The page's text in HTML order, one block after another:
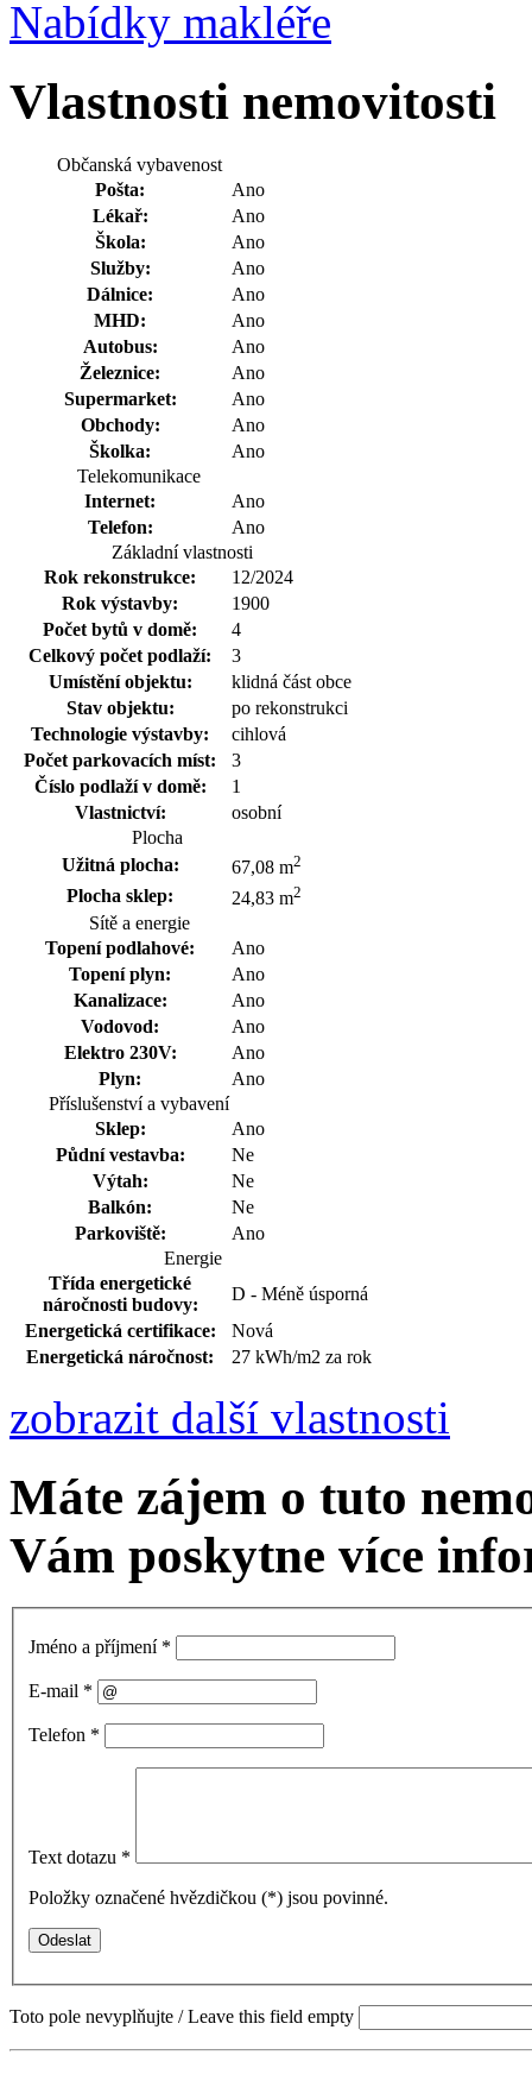
Nabídky makléře
Vlastnosti nemovitosti
Občanská vybavenost
Pošta:
Ano
Lékař:
Ano
Škola:
Ano
Služby:
Ano
Dálnice:
Ano
MHD:
Ano
Autobus:
Ano
Železnice:
Ano
Supermarket:
Ano
Obchody:
Ano
Školka:
Ano
Telekomunikace
Internet:
Ano
Telefon:
Ano
Základní vlastnosti
Rok rekonstrukce:
12/2024
Rok výstavby:
1900
Počet bytů v domě:
4
Celkový počet podlaží:
3
Umístění objektu:
klidná část obce
Stav objektu:
po rekonstrukci
Technologie výstavby:
cihlová
Počet parkovacích míst:
3
Číslo podlaží v domě:
1
Vlastnictví:
osobní
Plocha
Užitná plocha:
67,08 m2
Plocha sklep: 24,83 m2
Sítě a energie
Topení podlahové:
Ano
Topení plyn:
Ano
Kanalizace:
Ano
Vodovod:
Ano
Elektro 230V:
Ano
Plyn:
Ano
Příslušenství a vybavení
Sklep:
Ano
Půdní vestavba:
Ne
Výtah:
Ne
Balkón:
Ne
Parkoviště:
Ano
Energie
Třída energetické
náročnosti budovy:
D - Méně úsporná
Energetická certifikace:
Nová
Energetická náročnost:
27 kWh/m2 za rok
zobrazit další vlastnosti
Máte zájem o tuto
Vám poskytne více
Jméno a příjmení *
E-mail *
Telefon *
Text dotazu *
Položky označené hvězdičkou (*) jsou povinné.
Toto pole nevyplňujte / Leave this field empty